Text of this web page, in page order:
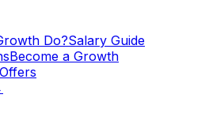
Do?Salary Guide
Become a Growth